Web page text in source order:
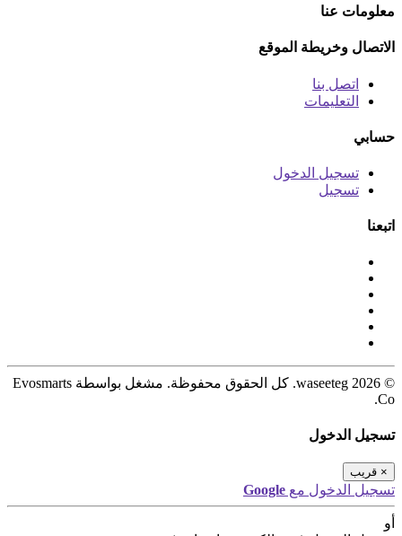
معلومات عنا
الاتصال وخريطة الموقع
اتصل بنا
التعليمات
حسابي
تسجيل الدخول
تسجيل
اتبعنا
© 2026 waseeteg. كل الحقوق محفوظة. مشغل بواسطة Evosmarts
Co.
تسجيل الدخول
× قريب
تسجيل الدخول مع Google
أو